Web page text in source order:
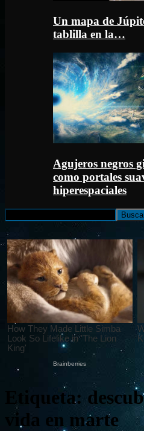
Un mapa de
tablilla en la…
Agujeros negros
como portales
hiperespaciales
Etiqueta:
vida en marte